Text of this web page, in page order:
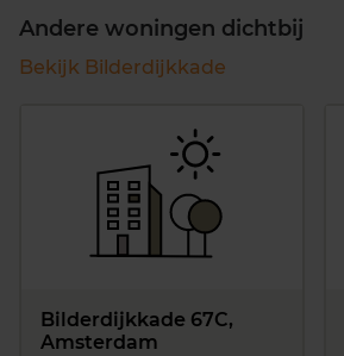
Andere woningen dichtbij
Bekijk Bilderdijkkade
Bilderdijkkade 67C,
Amsterdam